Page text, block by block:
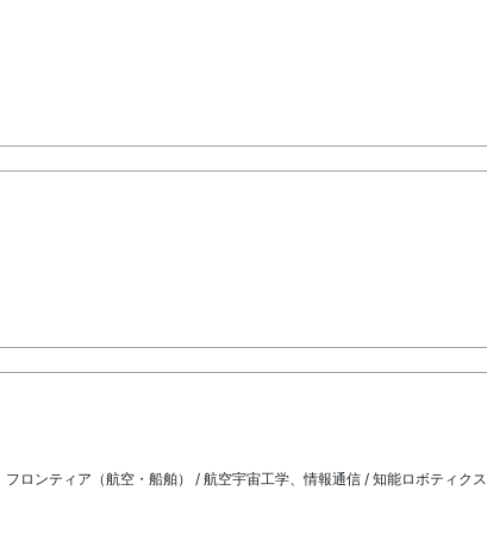
ロンティア（航空・船舶） / 航空宇宙工学、情報通信 / 知能ロボティクス